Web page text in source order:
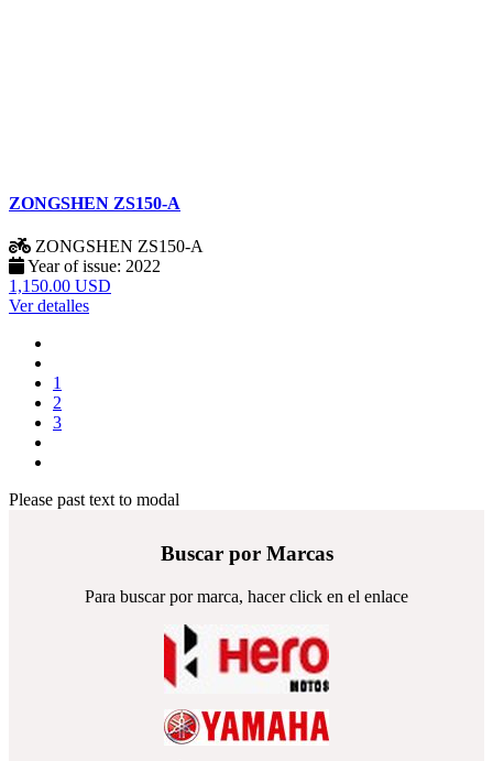
ZONGSHEN ZS150-A
ZONGSHEN ZS150-A
Year of issue: 2022
1,150.00 USD
Ver detalles
1
2
3
Please past text to modal
Buscar por Marcas
Para buscar por marca, hacer click en el enlace